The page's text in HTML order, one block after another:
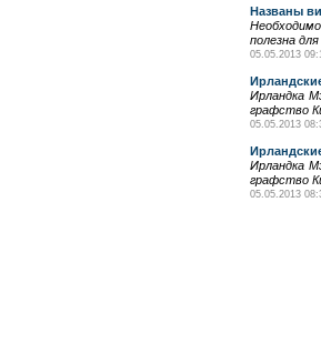
Названы
полезна
05.05.2013
Ирландка
графство
05.05.2013
Ирландка
графство
05.05.2013